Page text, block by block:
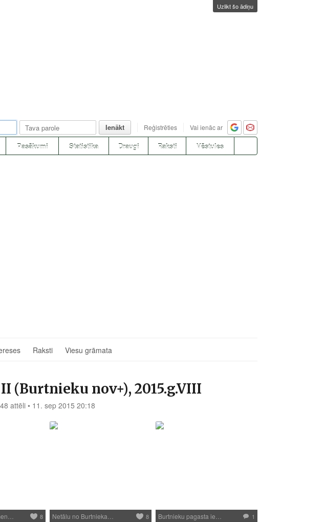
Uzlikt šo ādiņu
Ienākt Reģistrēties Vai ienāc ar
Pasākumi Statistika Draugi Raksti Vēstules
Raksti Viesu grāmata
(Burtnieku nov+), 2015.g.VIII
48 attēli • 11. sep 2015 20:18
8 Netālu no Burtnieka… 8 Burtnieku pagasta ie… 1